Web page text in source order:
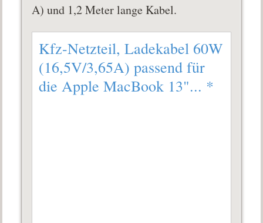
A) und 1,2 Meter lange Kabel.
Kfz-Netzteil, Ladekabel 60W
(16,5V/3,65A) passend für
die Apple MacBook 13"... *